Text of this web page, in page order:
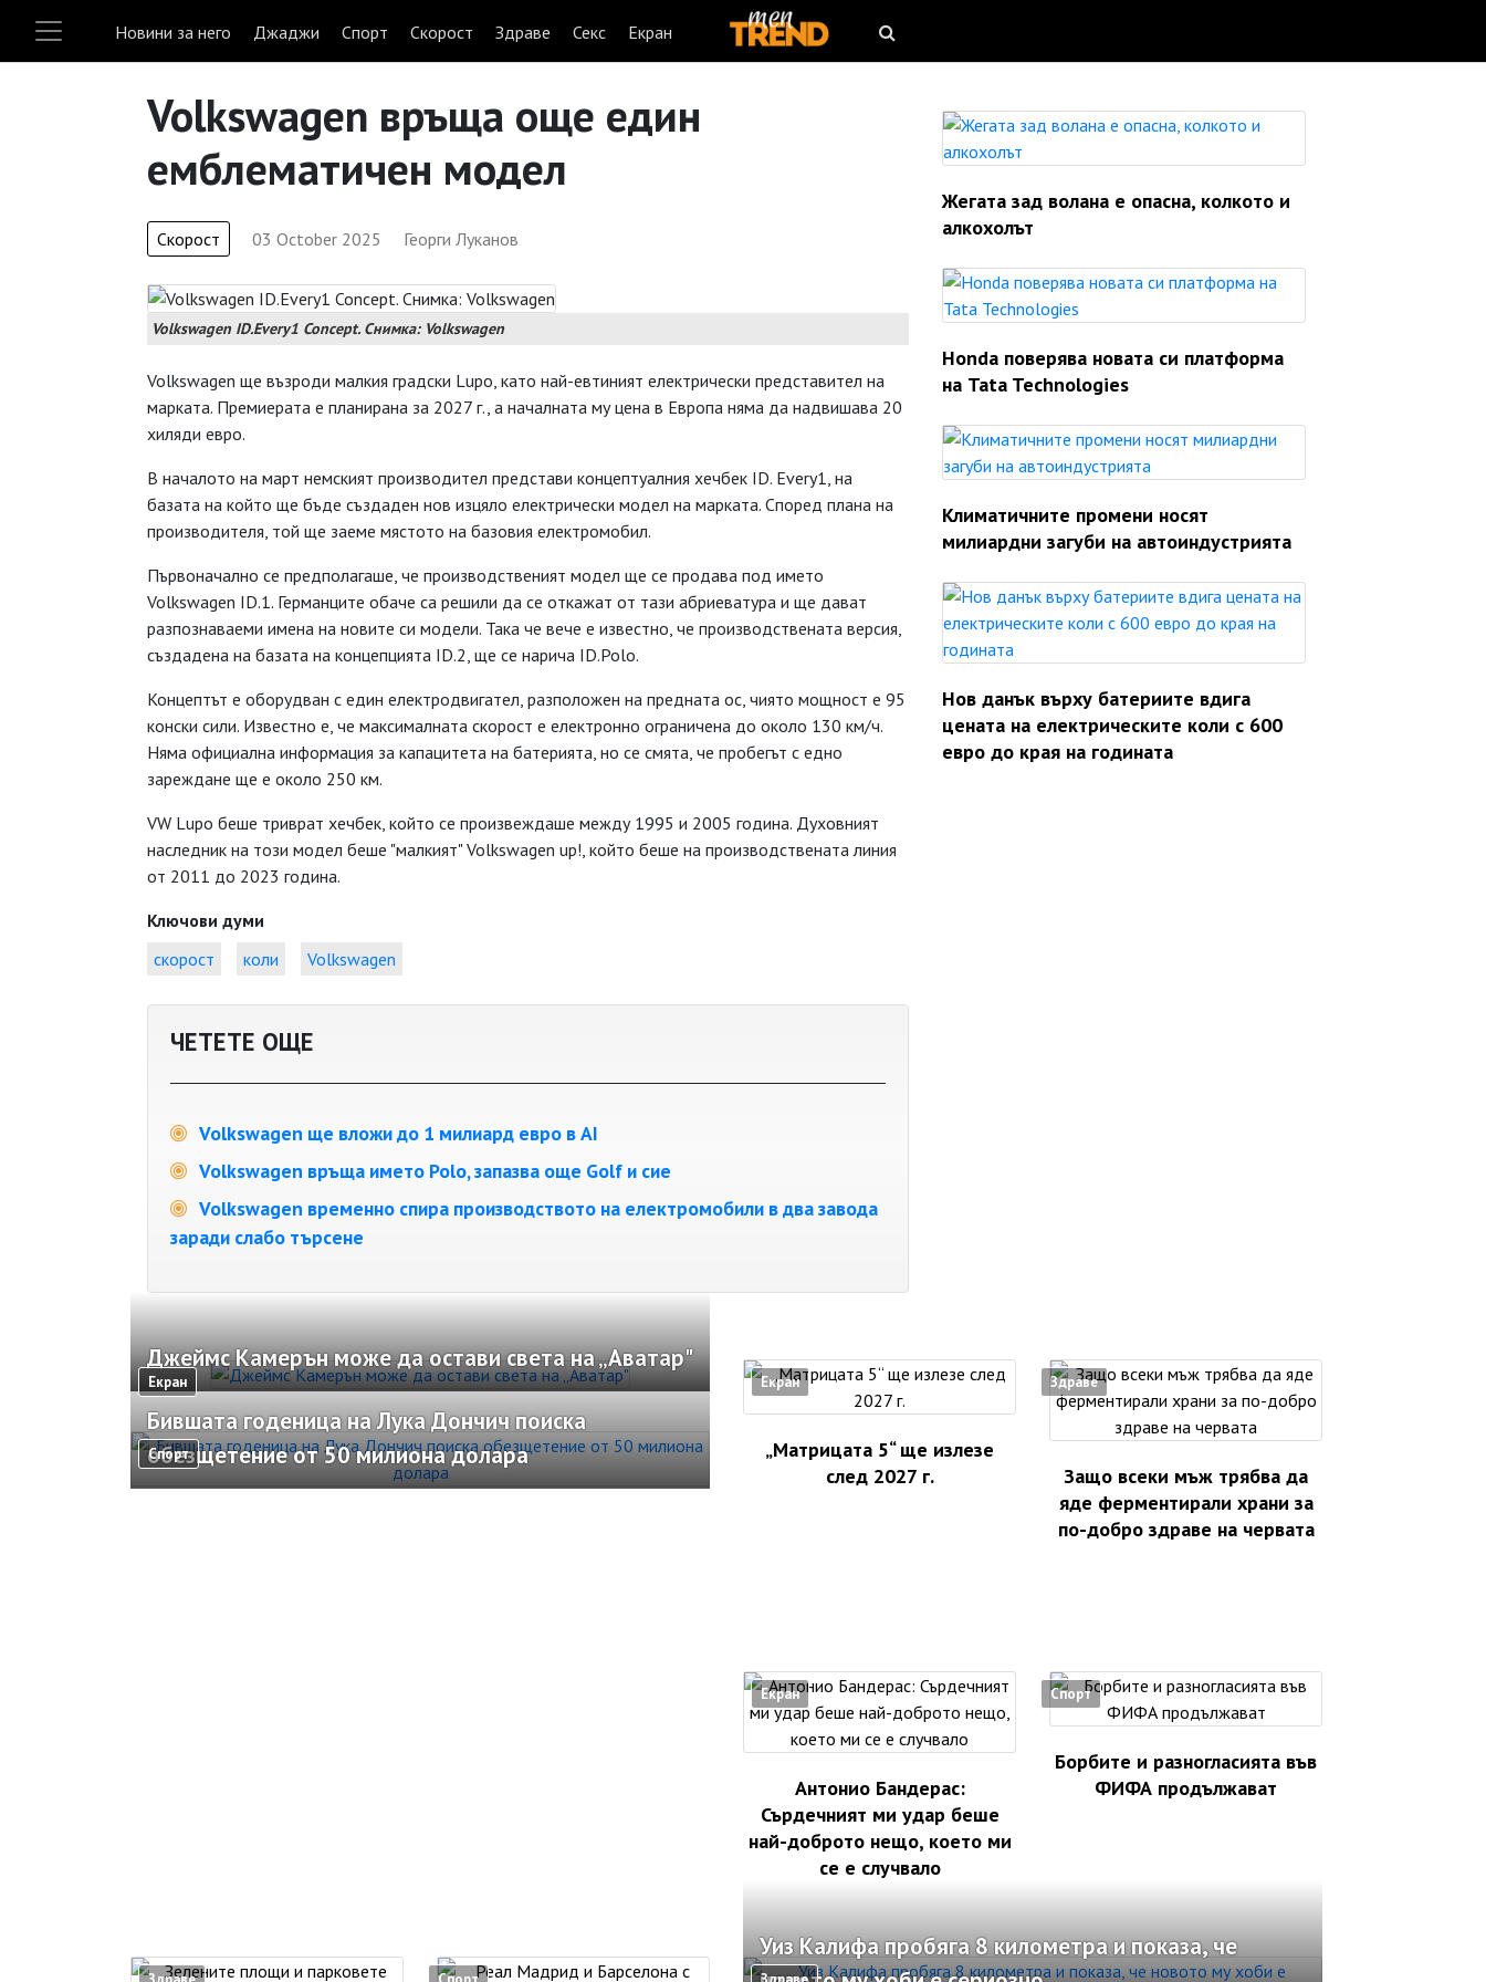
Новини за него Джаджи Спорт Скорост Здраве Секс Екран
Volkswagen връща още един
емблематичен модел
Скорост 03 October 2025 Георги Луканов
Volkswagen ID.Every1 Concept. Снимка: Volkswagen
Volkswagen ще възроди малкия градски Lupo, като най-евтиният електрически представител на
марката. Премиерата е планирана за 2027 г., а началната му цена в Европа няма да надвишава 20
хиляди евро.
В началото на март немският производител представи концептуалния хечбек ID. Every1, на
базата на който ще бъде създаден нов изцяло електрически модел на марката. Според плана на
производителя, той ще заеме мястото на базовия електромобил.
Първоначално се предполагаше, че производственият модел ще се продава под името
Volkswagen ID.1. Германците обаче са решили да се откажат от тази абриеватура и ще дават
разпознаваеми имена на новите си модели. Така че вече е известно, че производствената версия,
създадена на базата на концепцията ID.2, ще се нарича ID.Polo.
Концептът е оборудван с един електродвигател, разположен на предната ос, чиято мощност е 95
конски сили. Известно е, че максималната скорост е електронно ограничена до около 130 км/ч.
Няма официална информация за капацитета на батерията, но се смята, че пробегът с едно
зареждане ще е около 250 км.
VW Lupo беше триврат хечбек, който се произвеждаше между 1995 и 2005 година. Духовният
наследник на този модел беше "малкият" Volkswagen up!, който беше на производствената линия
от 2011 до 2023 година.
Ключови думи
скорост
коли Volkswagen
ЧЕТЕТЕ ОЩЕ
Volkswagen ще вложи до 1 милиард евро в AI
Volkswagen връща името Polo, запазва още Golf и сие
Volkswagen временно спира производството на електромобили в два завода
заради слабо търсене
Жегата зад волана е опасна, колкото и
алкохолът
Honda поверява новата си платформа
на Tata Technologies
Климатичните промени носят
милиардни загуби на автоиндустрията
Нов данък върху батериите вдига
цената на електрическите коли с 600
евро до края на годината
Екран
Джеймс Камерън може да остави света на „Аватар"
Спорт
Бившата годеница на Лука Дончич поиска
обезщетение от 50 милиона долара
Екран
„Матрицата 5“ ще излезе
след 2027 г.
Здраве
Защо всеки мъж трябва да
яде ферментирали храни за
по-добро здраве на червата
Екран
Антонио Бандерас:
Сърдечният ми удар беше
най-доброто нещо, което ми
се е случвало
Спорт
Борбите и разногласията във
ФИФА продължават
Уиз Калифа пробяга 8 километра и показа, че